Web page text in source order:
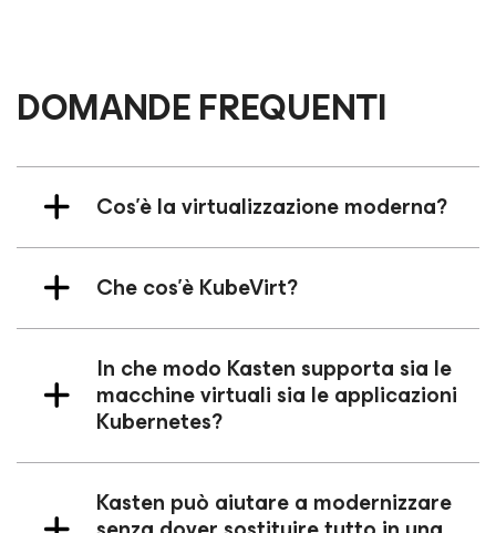
DOMANDE FREQUENTI
Cos'è la virtualizzazione moderna?
Che cos'è KubeVirt?
In che modo Kasten supporta sia le
macchine virtuali sia le applicazioni
Kubernetes?
Kasten può aiutare a modernizzare